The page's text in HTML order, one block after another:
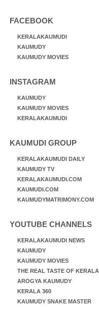
FACEBOOK
KERALAKAUMUDI
KAUMUDY
KAUMUDY MOVIES
INSTAGRAM
KAUMUDY
KAUMUDY MOVIES
KERALAKAUMUDI
KAUMUDI GROUP
KERALAKAUMUDI DAILY
KAUMUDY TV
KERALAKAUMUDI.COM
KAUMUDI.COM
KAUMUDYMATRIMONY.COM
YOUTUBE CHANNELS
KERALAKAUMUDI NEWS
KAUMUDY
KAUMUDY MOVIES
THE REAL TASTE OF KERALA
AROGYA KAUMUDY
KERALA 360
KAUMUDY SNAKE MASTER